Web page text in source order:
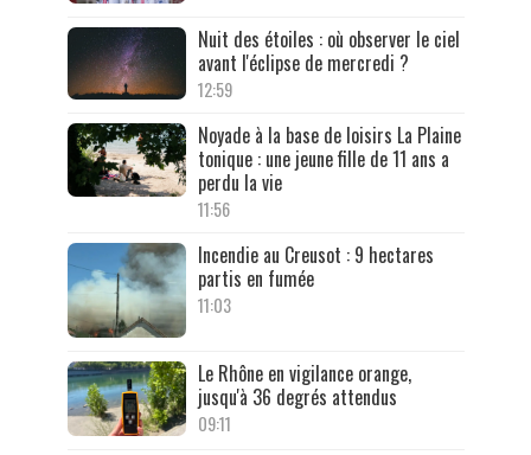
Nuit des étoiles : où observer le ciel
avant l'éclipse de mercredi ?
12:59
Noyade à la base de loisirs La Plaine
tonique : une jeune fille de 11 ans a
perdu la vie
11:56
Incendie au Creusot : 9 hectares
partis en fumée
11:03
Le Rhône en vigilance orange,
jusqu'à 36 degrés attendus
09:11